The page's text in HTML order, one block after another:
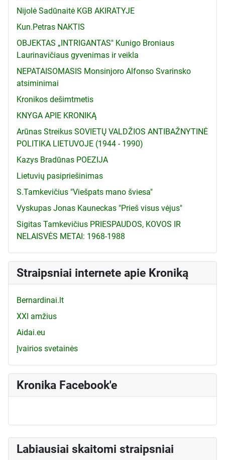
Nijolė Sadūnaitė KGB AKIRATYJE
Kun.Petras NAKTIS
OBJEKTAS „INTRIGANTAS" Kunigo Broniaus
Laurinavičiaus gyvenimas ir veikla
NEPATAISOMASIS Monsinjoro Alfonso Svarinsko
atsiminimai
Kronikos dešimtmetis
KNYGA APIE KRONIKĄ
Arūnas Streikus SOVIETŲ VALDŽIOS ANTIBAŽNYTINĖ
POLITIKA LIETUVOJE (1944 - 1990)
Kazys Bradūnas POEZIJA
Lietuvių pasipriešinimas
S.Tamkevičius "Viešpats mano šviesa"
Vyskupas Jonas Kauneckas "Prieš visus vėjus"
Sigitas Tamkevičius PRIESPAUDOS, KOVOS IR
NELAISVĖS METAI: 1968-1988
Straipsniai internete apie Kroniką
Bernardinai.lt
XXI amžius
Aidai.eu
Įvairios svetainės
Kronika Facebook'e
Labiausiai skaitomi straipsniai